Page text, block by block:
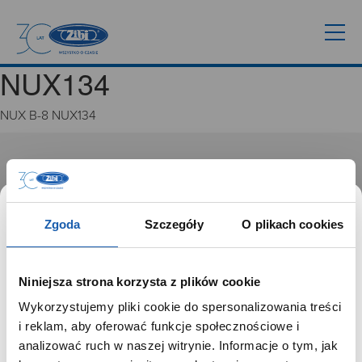
Zgoda Szczegóły O plikach cookies
Niniejsza strona korzysta z plików cookie
Wykorzystujemy pliki cookie do spersonalizowania treści
i reklam, aby oferować funkcje społecznościowe i
analizować ruch w naszej witrynie. Informacje o tym, jak
NUX134
NUX B-8 NUX134
GRUPA ZIBI
Historia
Misja, wizja i wartości Grupy Zibi
Ważne daty
Zgoda na ciasteczka
PRODUKTY
Zegarki
SZANOWNY UŻYTKOWNIKU,
SZANOWNA UŻYTKOWNICZKO